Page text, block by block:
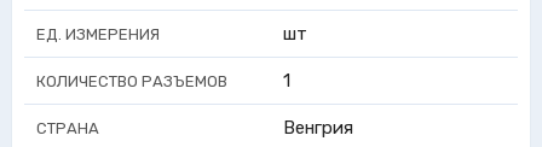
ЕД. ИЗМЕРЕНИЯ шт
КОЛИЧЕСТВО РАЗЪЕМОВ 1
СТРАНА Венгрия